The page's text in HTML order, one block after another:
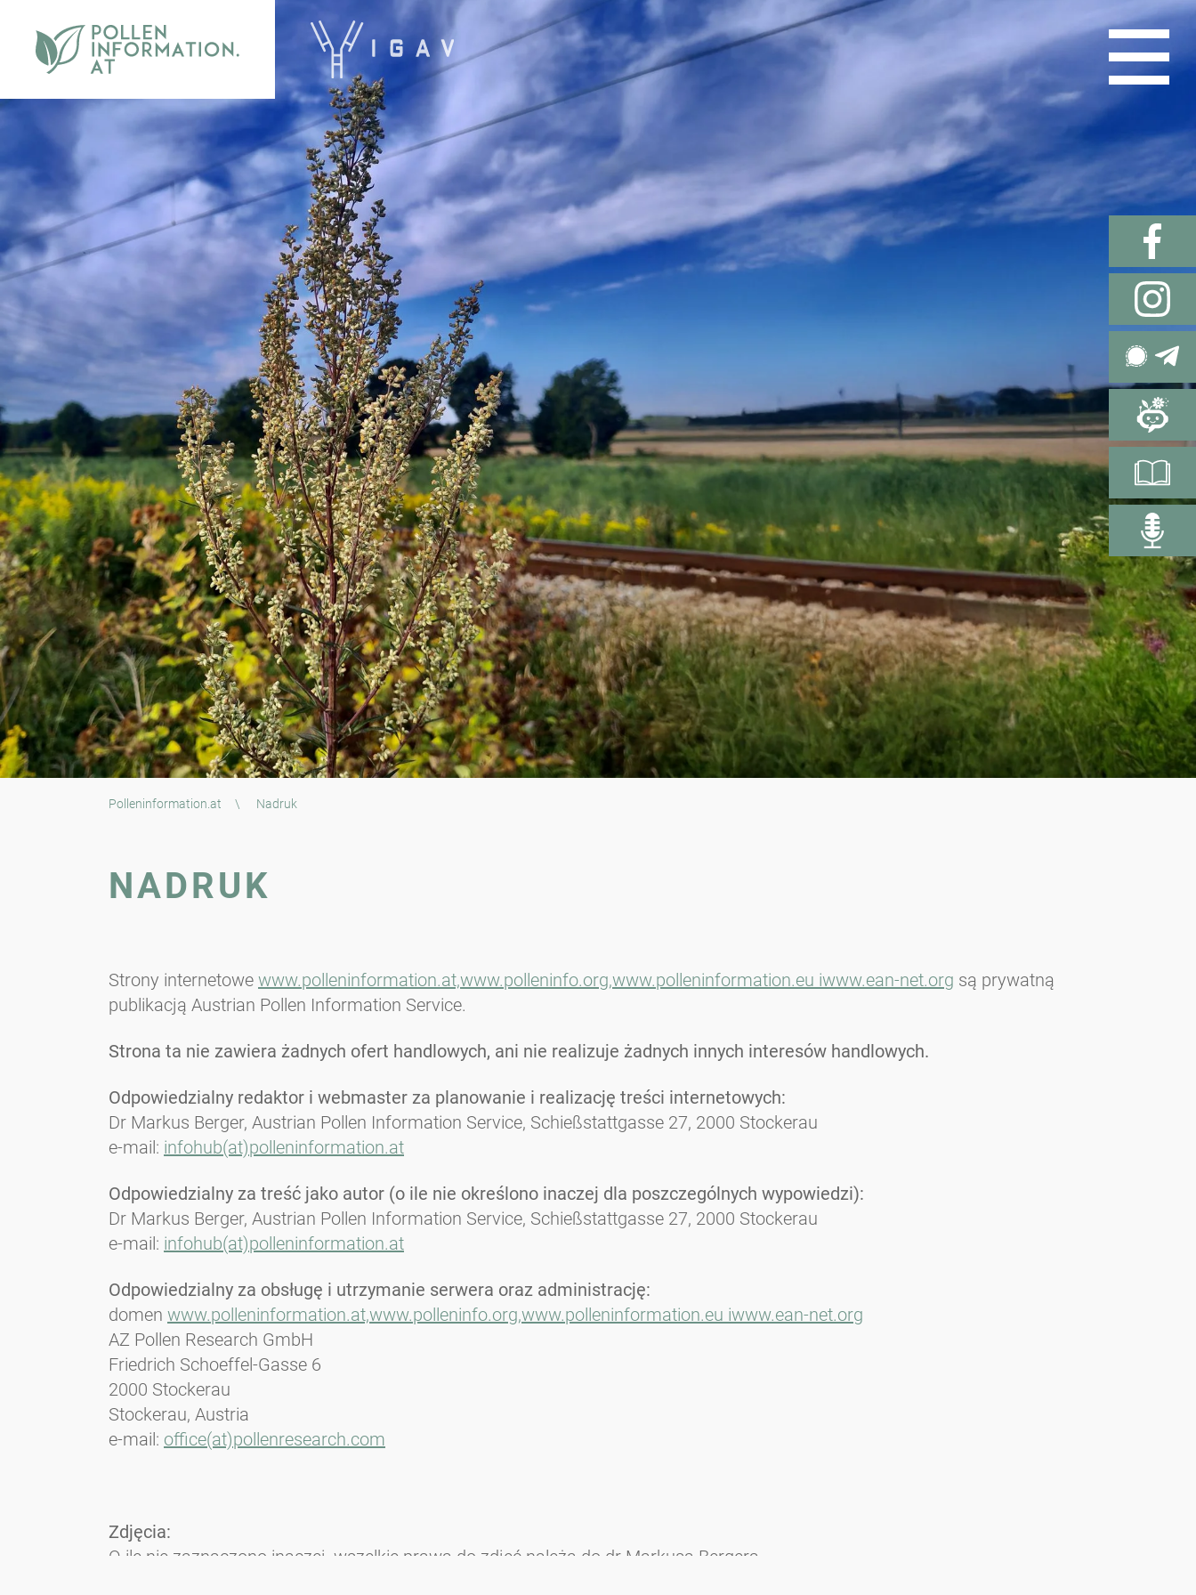
Polleninformation.at \ Nadruk
NADRUK
Strony internetowe www.polleninformation.at,www.polleninfo.org,www.polleninformation.eu iwww.ean-net.org są prywatną
publikacją Austrian Pollen Information Service.
Strona ta nie zawiera żadnych ofert handlowych, ani nie realizuje żadnych innych interesów handlowych.
Odpowiedzialny redaktor i webmaster za planowanie i realizację treści internetowych:
Dr Markus Berger, Austrian Pollen Information Service, Schießstattgasse 27, 2000 Stockerau
e-mail: infohub(at)polleninformation.at
Odpowiedzialny za treść jako autor (o ile nie określono inaczej dla poszczególnych wypowiedzi):
Dr Markus Berger, Austrian Pollen Information Service, Schießstattgasse 27, 2000 Stockerau
e-mail: infohub(at)polleninformation.at
Odpowiedzialny za obsługę i utrzymanie serwera oraz administrację:
domen www.polleninformation.at,www.polleninfo.org,www.polleninformation.eu iwww.ean-net.org
AZ Pollen Research GmbH
Friedrich Schoeffel-Gasse 6
2000 Stockerau
Stockerau, Austria
e-mail: office(at)pollenresearch.com
Zdjęcia:
O ile nie zaznaczono inaczej, wszelkie prawa do zdjęć należą do dr Markusa Bergera